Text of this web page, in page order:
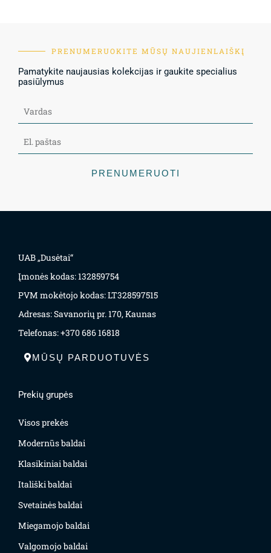
PRENUMERUOKITE MŪSŲ NAUJIENLAIŠKĮ
Pamatykite naujausias kolekcijas ir gaukite specialius
pasiūlymus
PRENUMERUOTI
UAB „Dusėtai“
Įmonės kodas: 132859754
PVM mokėtojo kodas: LT328597515
Adresas: Savanorių pr. 170, Kaunas
Telefonas: +370 686 16818
MŪSŲ PARDUOTUVĖS
Prekių grupės
Visos prekės
Modernūs baldai
Klasikiniai baldai
Itališki baldai
Svetainės baldai
Miegamojo baldai
Valgomojo baldai